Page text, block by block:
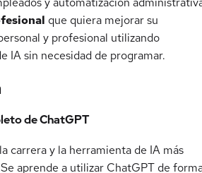
que quiera mejorar su
y profesional utilizando
IA sin necesidad de programar.
de ChatGPT
carrera y la herramienta de IA más
aprende a utilizar ChatGPT de